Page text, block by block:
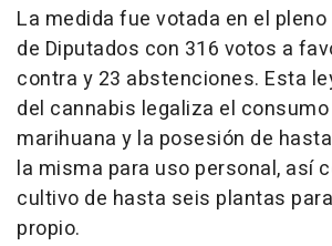
La medida fue votada en el pleno
de Diputados con 316 votos a
contra y 23 abstenciones. Esta
del cannabis legaliza el
marihuana y la posesión de
la misma para uso personal, así
cultivo de hasta seis plantas
propio.